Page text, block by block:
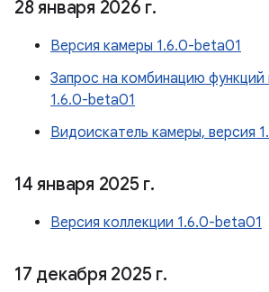
28 января 2026 г.
Версия камеры 1.6.0-beta01
Запрос на комбинацию функций
1.6.0-beta01
Видоискатель камеры, версия
14 января 2025 г.
Версия коллекции 1.6.0-beta01
17 декабря 2025 г.